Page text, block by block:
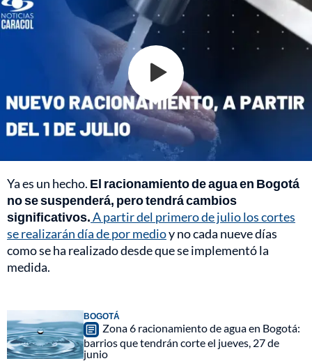
Ya es un hecho. El racionamiento de agua en Bogotá
no se suspenderá, pero tendrá cambios
significativos.A partir del primero de julio los cortes
se realizarán día de por medioy no cada nueve días
como se ha realizado desde que se implementó la
medida.
BOGOTÁ
Zona 6 racionamiento de agua en Bogotá:
barrios que tendrán corte el jueves, 27 de
junio